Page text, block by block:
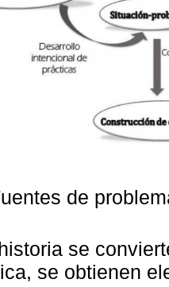
de
se
se obtienen